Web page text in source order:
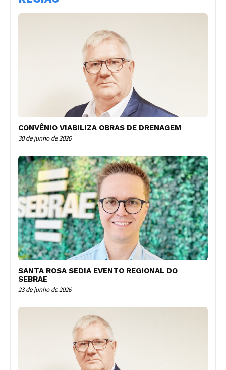
CONVÊNIO VIABILIZA OBRAS DE DRENAGEM
30 de junho de 2026
SANTA ROSA SEDIA EVENTO REGIONAL DO
SEBRAE
23 de junho de 2026